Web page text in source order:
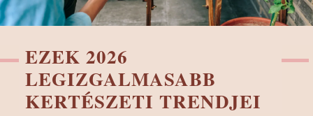
EZEK 2026
LEGIZGALMASABB
KERTÉSZETI TRENDJEI